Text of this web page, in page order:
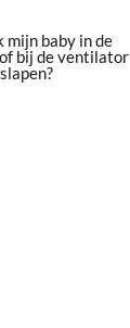
mijn baby in de
bij de ventilator